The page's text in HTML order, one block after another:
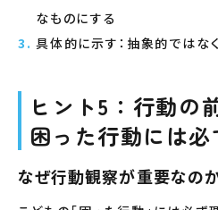
なものにする
具体的に示す：抽象的ではな
ヒント5：行動の
困った行動には必
なぜ行動観察が重要なの